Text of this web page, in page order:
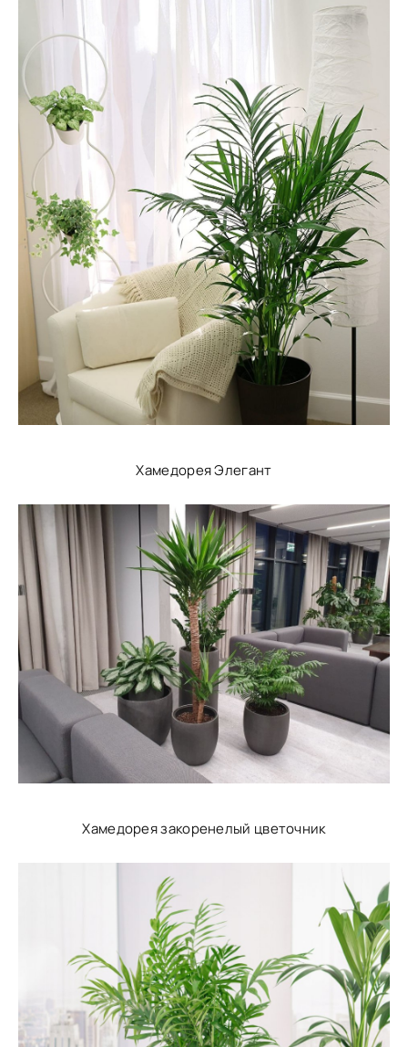
Хамедорея Элегант
Хамедорея закоренелый цветочник